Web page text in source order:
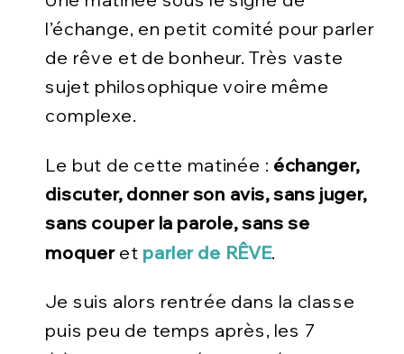
l’échange, en petit comité pour parler
de rêve et de bonheur. Très vaste
sujet philosophique voire même
complexe.
Le but de cette matinée : échanger,
discuter, donner son avis, sans juger,
sans couper la parole, sans se
moqueret parler de RÊVE.
Je suis alors rentrée dans la classe
puis peu de temps après, les 7